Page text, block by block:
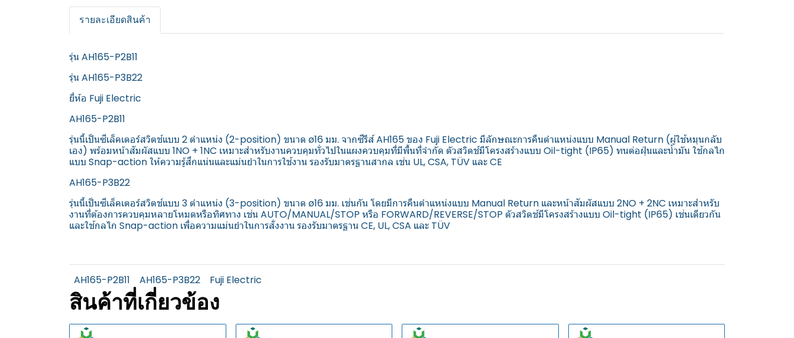
รายละเอียดสินค้า
รุ่น AH165-P2B11
รุ่น AH165-P3B22
ยี่ห้อ Fuji Electric
AH165-P2B11
รุ่นนี้เป็นซีเล็คเตอร์สวิตช์แบบ 2 ตำแหน่ง (2-position) ขนาด ø16 มม. จากซีรีส์ AH165 ของ Fuji Electric มีลักษณะการคืนตำแหน่งแบบ Manual Return (ผู้ใช้หมุนกลับ
เอง) พร้อมหน้าสัมผัสแบบ 1NO + 1NC เหมาะสำหรับงานควบคุมทั่วไปในแผงควบคุมที่มีพื้นที่จำกัด ตัวสวิตช์มีโครงสร้างแบบ Oil-tight (IP65) ทนต่อฝุ่นและน้ำมัน ใช้กลไก
แบบ Snap-action ให้ความรู้สึกแน่นและแม่นยำในการใช้งาน รองรับมาตรฐานสากล เช่น UL, CSA, TÜV และ CE
AH165-P3B22
รุ่นนี้เป็นซีเล็คเตอร์สวิตช์แบบ 3 ตำแหน่ง (3-position) ขนาด ø16 มม. เช่นกัน โดยมีการคืนตำแหน่งแบบ Manual Return และหน้าสัมผัสแบบ 2NO + 2NC เหมาะสำหรับ
งานที่ต้องการควบคุมหลายโหมดหรือทิศทาง เช่น AUTO/MANUAL/STOP หรือ FORWARD/REVERSE/STOP ตัวสวิตช์มีโครงสร้างแบบ Oil-tight (IP65) เช่นเดียวกัน
และใช้กลไก Snap-action เพื่อความแม่นยำในการสั่งงาน รองรับมาตรฐาน CE, UL, CSA และ TÜV
AH165-P2B11 AH165-P3B22 Fuji Electric
สินค้าที่เกี่ยวข้อง